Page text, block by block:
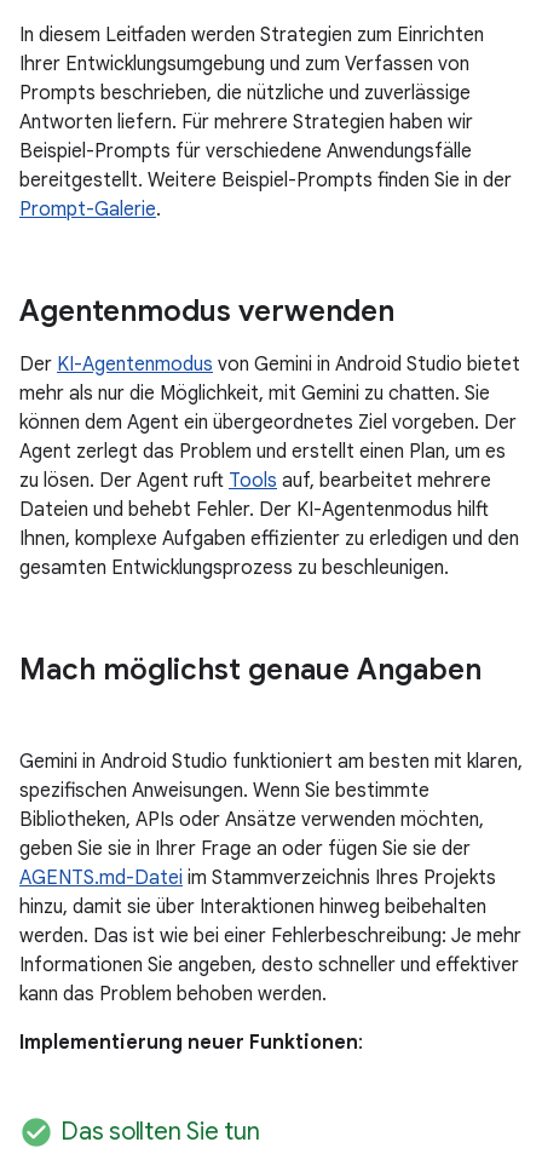
In diesem Leitfaden werden Strategien zum Einrichten
Ihrer Entwicklungsumgebung und zum Verfassen von
Prompts beschrieben, die nützliche und zuverlässige
Antworten liefern. Für mehrere Strategien haben wir
Beispiel-Prompts für verschiedene Anwendungsfälle
bereitgestellt. Weitere Beispiel-Prompts finden Sie in der
Prompt-Galerie.
Agentenmodus verwenden
Der KI-Agentenmodus von Gemini in Android Studio bietet
mehr als nur die Möglichkeit, mit Gemini zu chatten. Sie
können dem Agent ein übergeordnetes Ziel vorgeben. Der
Agent zerlegt das Problem und erstellt einen Plan, um es
zu lösen. Der Agent ruft Tools auf, bearbeitet mehrere
Dateien und behebt Fehler. Der KI-Agentenmodus hilft
Ihnen, komplexe Aufgaben effizienter zu erledigen und den
gesamten Entwicklungsprozess zu beschleunigen.
Mach möglichst genaue Angaben
Gemini in Android Studio funktioniert am besten mit klaren,
spezifischen Anweisungen. Wenn Sie bestimmte
Bibliotheken, APIs oder Ansätze verwenden möchten,
geben Sie sie in Ihrer Frage an oder fügen Sie sie der
AGENTS.md-Datei im Stammverzeichnis Ihres Projekts
hinzu, damit sie über Interaktionen hinweg beibehalten
werden. Das ist wie bei einer Fehlerbeschreibung: Je mehr
Informationen Sie angeben, desto schneller und effektiver
kann das Problem behoben werden.
Implementierung neuer Funktionen:
check_circle Das sollten Sie tun